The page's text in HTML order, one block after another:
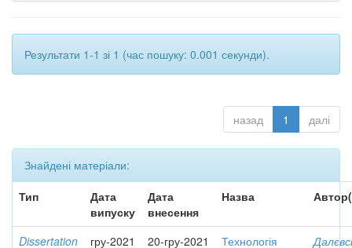
Результати 1-1 зі 1 (час пошуку: 0.001 секунди).
назад 1 далі
Знайдені матеріали:
Тип
Дата
випуску
Дата
внесення
Назва
Dissertation гру-2021 20-гру-2021
Технологія